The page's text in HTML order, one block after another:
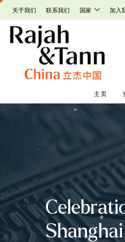
Skip
content
关于我们 联系我们 国家 加入
主页